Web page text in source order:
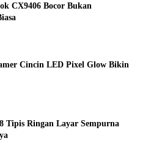
CX9406 Bocor Bukan
Cincin LED Pixel Glow Bikin
Tipis Ringan Layar Sempurna